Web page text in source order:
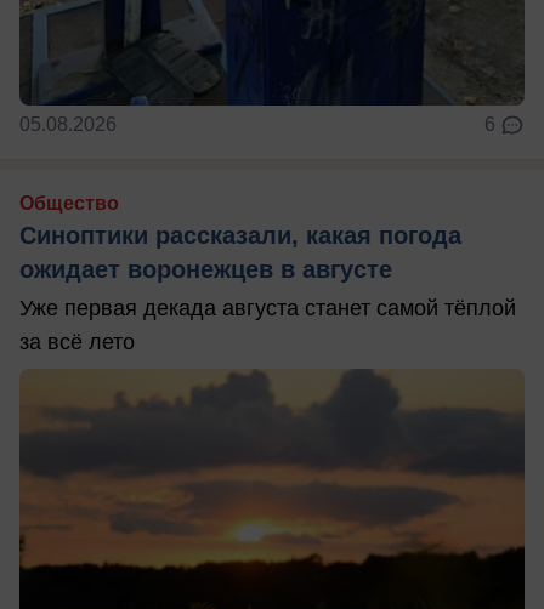
05.08.2026 6
Общество
Синоптики рассказали, какая погода
ожидает воронежцев в августе
Уже первая декада августа станет самой тёплой
за всё лето